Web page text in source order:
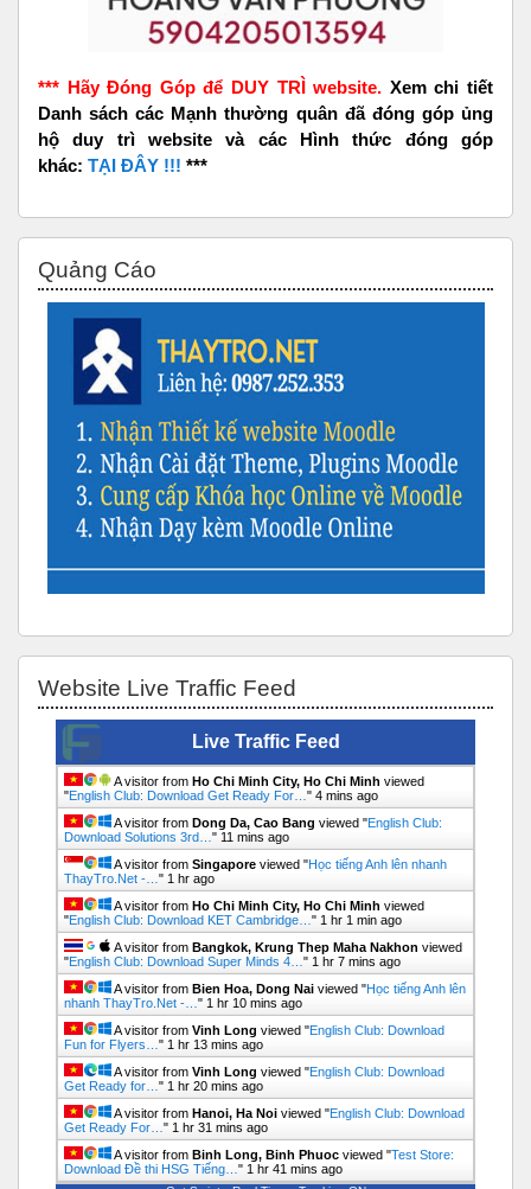
*** Hãy Đóng Góp để DUY TRÌ website. Xem chi tiết
Danh sách các Mạnh thường quân đã đóng góp ủng
hộ duy trì website và các Hình thức đóng góp
khác: TẠI ĐÂY !!! ***
Quảng Cáo
Website Live Traffic Feed
Live Traffic Feed
A visitor from Ho Chi Minh City, Ho Chi Minh viewed
"English Club: Download Get Ready For… " 4 mins ago
A visitor from Dong Da, Cao Bang viewed "English Club:
Download Solutions 3rd… " 11 mins ago
A visitor from Singapore viewed "Học tiếng Anh lên nhanh
ThayTro.Net -… " 1 hr ago
A visitor from Ho Chi Minh City, Ho Chi Minh viewed
"English Club: Download KET Cambridge… " 1 hr 1 min ago
A visitor from Bangkok, Krung Thep Maha Nakhon viewed
"English Club: Download Super Minds 4… " 1 hr 7 mins ago
A visitor from Bien Hoa, Dong Nai viewed "Học tiếng Anh lên
nhanh ThayTro.Net -… " 1 hr 10 mins ago
A visitor from Vinh Long viewed "English Club: Download
Fun for Flyers… " 1 hr 13 mins ago
A visitor from Vinh Long viewed "English Club: Download
Get Ready for… " 1 hr 20 mins ago
A visitor from Hanoi, Ha Noi viewed "English Club: Download
Get Ready For… " 1 hr 31 mins ago
A visitor from Binh Long, Binh Phuoc viewed "Test Store:
Download Đề thi HSG Tiếng… " 1 hr 41 mins ago